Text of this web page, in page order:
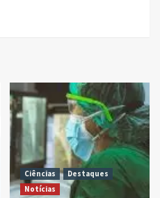
Ciências
Destaques
Notícias